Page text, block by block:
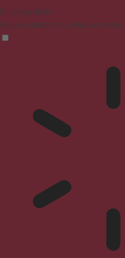
Blindness Mode
Reduces distractions, improves focus